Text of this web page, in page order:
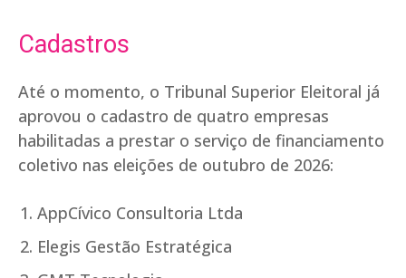
Cadastros
Até o momento, o Tribunal Superior Eleitoral já
aprovou o cadastro de quatro empresas
habilitadas a prestar o serviço de financiamento
coletivo nas eleições de outubro de 2026:
AppCívico Consultoria Ltda
Elegis Gestão Estratégica